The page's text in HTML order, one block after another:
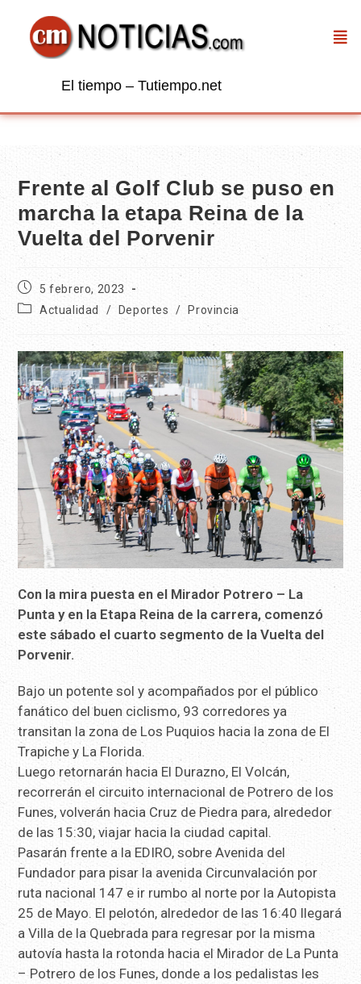
El tiempo – Tutiempo.net
Frente al Golf Club se puso en
marcha la etapa Reina de la
Vuelta del Porvenir
5 febrero, 2023
Actualidad
/ Deportes / Provincia
Con la mira puesta en el Mirador Potrero – La
Punta y en la Etapa Reina de la carrera, comenzó
este sábado el cuarto segmento de la Vuelta del
Porvenir.
Bajo un potente sol y acompañados por el público
fanático del buen ciclismo, 93 corredores ya
transitan la zona de Los Puquios hacia la zona de El
Trapiche y La Florida.
Luego retornarán hacia El Durazno, El Volcán,
recorrerán el circuito internacional de Potrero de los
Funes, volverán hacia Cruz de Piedra para, alrededor
de las 15:30, viajar hacia la ciudad capital.
Pasarán frente a la EDIRO, sobre Avenida del
Fundador para pisar la avenida Circunvalación por
ruta nacional 147 e ir rumbo al norte por la Autopista
25 de Mayo. El pelotón, alrededor de las 16:40 llegará
a Villa de la Quebrada para regresar por la misma
autovía hasta la rotonda hacia el Mirador de La Punta
– Potrero de los Funes, donde a los pedalistas les